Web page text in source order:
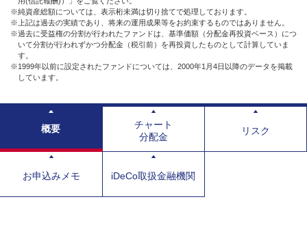
※純資産総額については、表示桁未満は切り捨てで処理しております。
※上記は過去の実績であり、将来の運用成果等をお約束するものではありません。
※過去に受益権の分割が行われたファンドは、基準価額（分配金再投資ベース）につ
いて分割が行われずかつ分配金（税引前）を再投資したものとして計算していま
す。
※1999年以前に設定されたファンドについては、2000年1月4日以降のデータを掲載
しています。
概要
チャート
分配金
リスク
お申込みメモ iDeCo取扱金融機関